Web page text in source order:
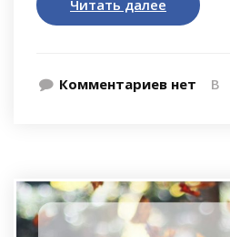
Читать далее
Комментариев нет В